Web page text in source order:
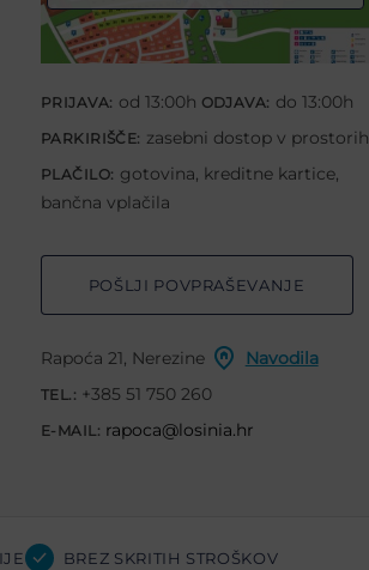
PRIJAVA: od 13:00h ODJAVA: do 13:00h
PARKIRIŠČE: zasebni dostop v prostorih
PLAČILO: gotovina, kreditne kartice,
bančna vplačila
POŠLJI POVPRAŠEVANJE
Rapoća 21, Nerezine Navodila
TEL.: +385 51 750 260
E-MAIL: rapoca@losinia.hr
BREZ SKRITIH STROŠKOV